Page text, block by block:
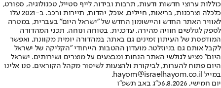
כוללות ערוצי חדשות ודעות, תרבות ובידור, לייף סטייל, טכנולוגיה, ספורט,
כלכלה וצרכנות, בריאות, חיילים, אוכל, יהדות, תיירות ורכב. ב-2021 עלו
לאוויר האתר החדש והיישומון החדש של "ישראל היום" בעברית, במטרה
לספק לגולשים חוויה מהירה, עדכנית, בטוחה ונוחה. תכני המהדורה
המודפסת של העיתון זמינים גם באתר, במהדורה יומית מקוונת, ואפשר
לקבל אותם גם בניוזלטר. מועדון ההטבות הייחודי "הקליקה של ישראל
היום" מציע לגולשי האתר הנחות ומבצעים על מוצרים ושירותים. ישראל
היום פתוח להערות, לביקורת ולהצעות לשיפור מקהל הקוראים. פנו אלינו
במייל hayom@israelhayom.co.il.
יום חמישי, 6.8.2026
כ"ג באב תשפ"ו